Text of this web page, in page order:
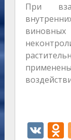
При
V